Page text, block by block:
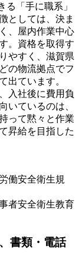
る「手に職系」
としては、決ま
、屋内作業中心
。資格を取得す
やすく、滋賀県
の物流拠点でフ
出ています。
入社後に費用負
いているのは、
って黙々と作業
昇給を目指した
働安全衛生規
者安全衛生教育
書類・電話